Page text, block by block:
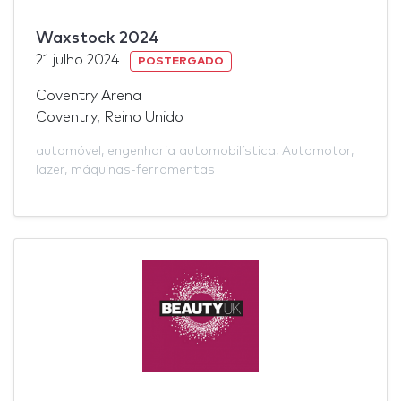
Waxstock 2024
21 julho 2024 POSTERGADO
Coventry Arena
Coventry, Reino Unido
automóvel , engenharia automobilística, Automotor,
lazer, máquinas-ferramentas